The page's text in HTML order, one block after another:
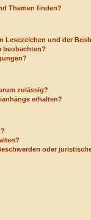
Themen finden?
Lesezeichen und der
beobachten?
zulässig?
erhalten?
oder